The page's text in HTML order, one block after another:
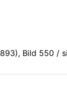
, Bild 550 /